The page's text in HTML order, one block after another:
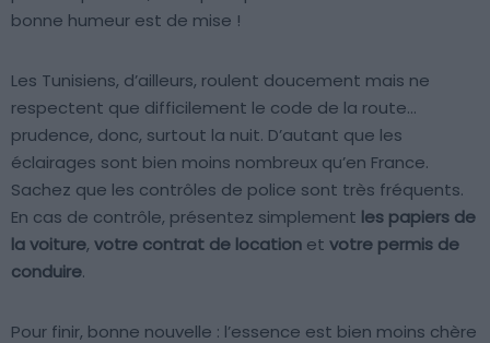
bonne humeur est de mise !
Les Tunisiens, d’ailleurs, roulent doucement mais ne
respectent que difficilement le code de la route…
prudence, donc, surtout la nuit. D’autant que les
éclairages sont bien moins nombreux qu’en France.
Sachez que les contrôles de police sont très fréquents.
En cas de contrôle, présentez simplement les papiers de
la voiture, votre contrat de location et votre permis de
conduire.
Pour finir, bonne nouvelle : l’essence est bien moins chère